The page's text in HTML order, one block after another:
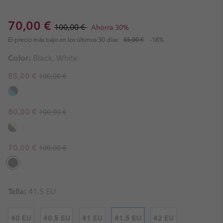
Sale price:
70,00 € Regular price:
100,00 € Ahorra 30%
El precio más bajo en los últimos 30 días: 85,00 € -18%
Color: Black, White
Sale price:
85,00 € Regular price:
100,00 €
Sale price:
80,00 € Regular price:
100,00 €
Sale price:
70,00 € Regular price:
100,00 €
Talla: 41.5 EU
40 EU 40.5 EU 41 EU 41.5 EU 42 EU